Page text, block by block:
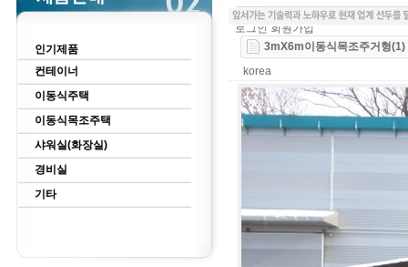
인기제품
컨테이너
이동식주택
이동식목조주택
샤워실(화장실)
경비실
기타
로그인 회원가입
3mX6m이동식목조주거형(1)
korea